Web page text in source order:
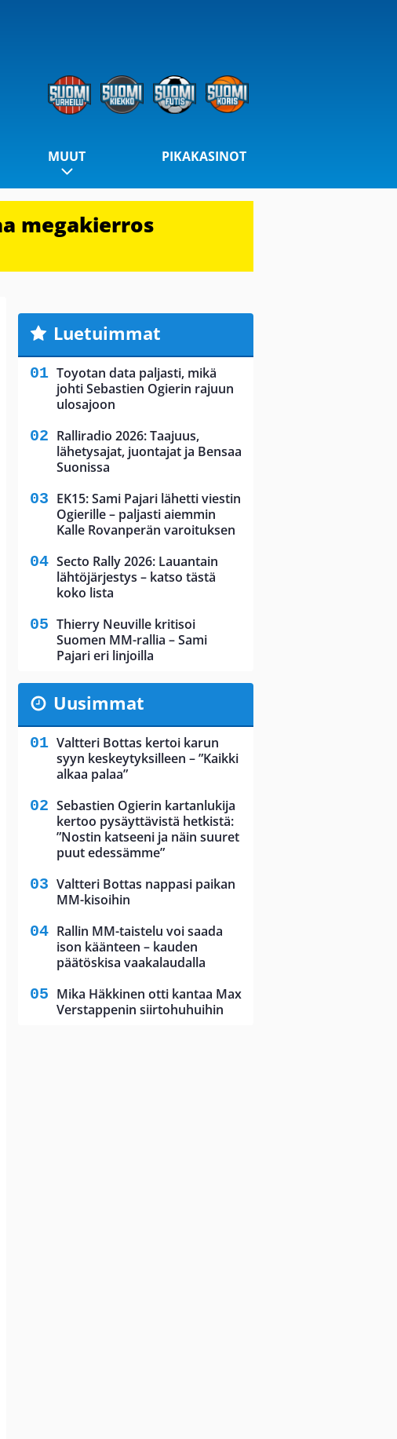
MUUT PIKAKASINOT
megakierros
Luetuimmat
Toyotan data paljasti, mikä
johti Sebastien Ogierin rajuun
ulosajoon
Ralliradio 2026: Taajuus,
lähetysajat, juontajat ja Bensaa
Suonissa
EK15: Sami Pajari lähetti viestin
Ogierille – paljasti aiemmin
Kalle Rovanperän varoituksen
Secto Rally 2026: Lauantain
lähtöjärjestys – katso tästä
koko lista
Thierry Neuville kritisoi
Suomen MM-rallia – Sami
Pajari eri linjoilla
Uusimmat
Valtteri Bottas kertoi karun
syyn keskeytyksilleen – ”Kaikki
alkaa palaa”
Sebastien Ogierin kartanlukija
kertoo pysäyttävistä hetkistä:
”Nostin katseeni ja näin suuret
puut edessämme”
Valtteri Bottas nappasi paikan
MM-kisoihin
Rallin MM-taistelu voi saada
ison käänteen – kauden
päätöskisa vaakalaudalla
Mika Häkkinen otti kantaa Max
Verstappenin siirtohuhuihin